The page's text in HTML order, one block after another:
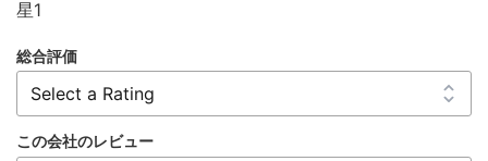
星1
総合評価
この会社のレビュー